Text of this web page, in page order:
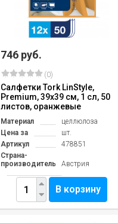
746 руб.
(0)
Салфетки Tork LinStyle,
Premium, 39х39 см, 1 сл, 50
листов, оранжевые
Материал
целлюлоза
Цена за
шт.
Артикул
478851
Страна-
производитель
Австрия
В корзину